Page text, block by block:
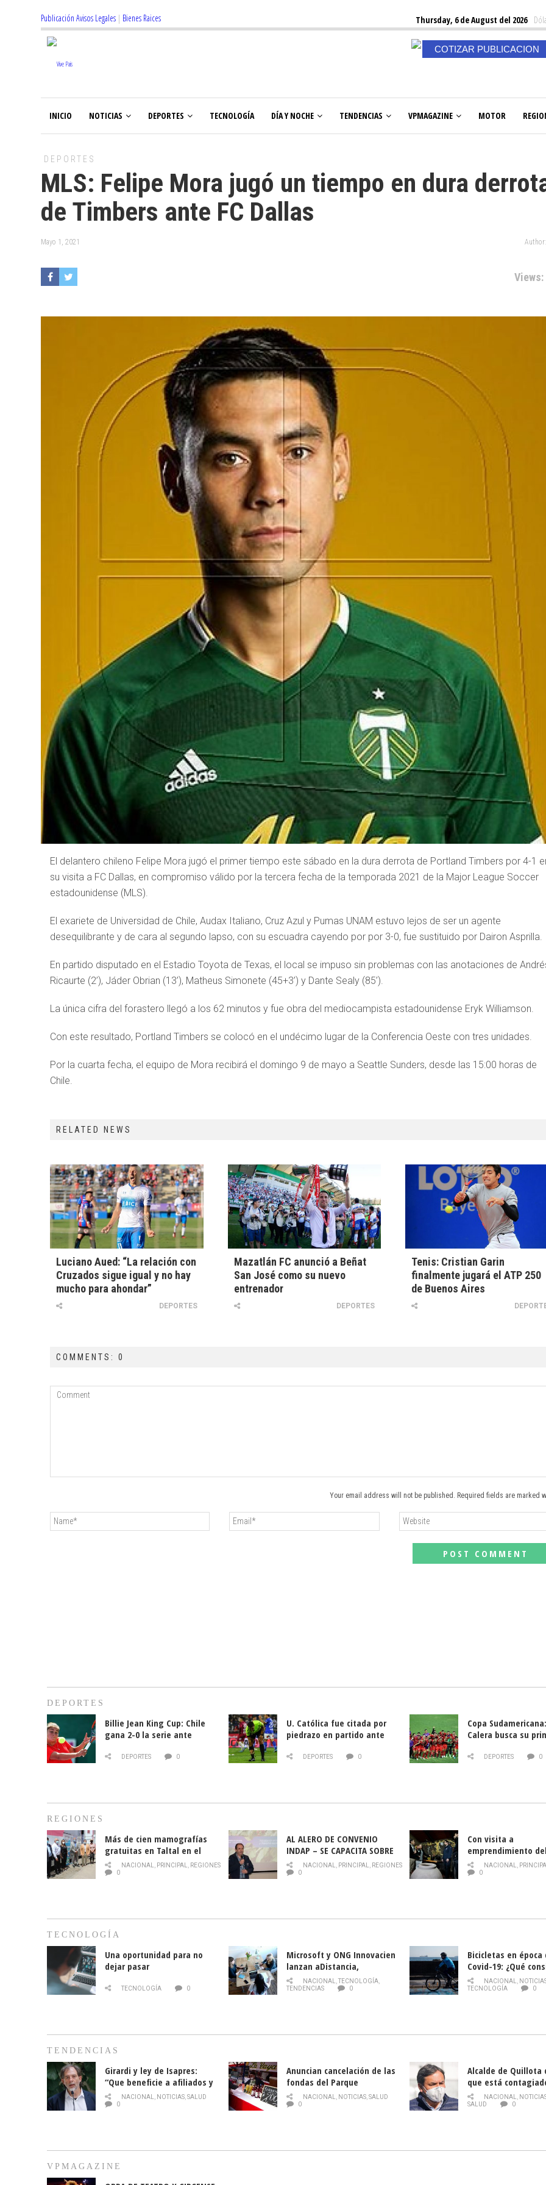
Publicación Avisos Legales | Bienes Raices Thursday, 6 de August del 2026
COTIZAR PUBLICACION
INICIO NOTICIAS DEPORTES TECNOLOGÍA DÍA Y NOCHE TENDENCIAS VPMAGAZINE MOTOR
DEPORTES
MLS: Felipe Mora jugó un tiempo en dura
de Timbers ante FC Dallas
Mayo 1, 2021
Views:
El delantero chileno Felipe Mora jugó el primer tiempo este sábado en la dura derrota de Portland Timbers por 4-1
su visita a FC Dallas, en compromiso válido por la tercera fecha de la temporada 2021 de la Major League Soccer
estadounidense (MLS).
El exariete de Universidad de Chile, Audax Italiano, Cruz Azul y Pumas UNAM estuvo lejos de ser un agente
desequilibrante y de cara al segundo lapso, con su escuadra cayendo por por 3-0, fue sustituido por Dairon Asprilla.
En partido disputado en el Estadio Toyota de Texas, el local se impuso sin problemas con las anotaciones de
Ricaurte (2’), Jáder Obrian (13’), Matheus Simonete (45+3’) y Dante Sealy (85’).
La única cifra del forastero llegó a los 62 minutos y fue obra del mediocampista estadounidense Eryk Williamson.
Con este resultado, Portland Timbers se colocó en el undécimo lugar de la Conferencia Oeste con tres unidades.
Por la cuarta fecha, el equipo de Mora recibirá el domingo 9 de mayo a Seattle Sunders, desde las 15:00 horas de
Chile.
RELATED NEWS
Luciano Aued: “La relación con
Cruzados sigue igual y no hay
mucho para ahondar”
DEPORTES
Mazatlán FC anunció a Beñat
San José como su nuevo
entrenador
DEPORTES
Tenis: Cristian Garin
finalmente jugará el ATP 250
de Buenos Aires
COMMENTS: 0
Your email address will not be published. Required fields are marked
DEPORTES
Billie Jean King Cup: Chile
gana 2-0 la serie ante
DEPORTES 0
U. Católica fue citada por
piedrazo en partido ante
DEPORTES 0
Copa
Calera busca su
DEPORTES 0
REGIONES
Más de cien mamografías
gratuitas en Taltal en el
mes de la prevención del
cáncer de mama
NACIONAL, PRINCIPAL, REGIONES
0
AL ALERO DE CONVENIO
INDAP – SE CAPACITA SOBRE
PLAGA DROSOPHILA SUZUKII
NACIONAL, PRINCIPAL, REGIONES
0
Con visita a
emprendimiento
y llamado al
historia campesina
NACIONAL,
0
TECNOLOGÍA
Una oportunidad para no
dejar pasar
TECNOLOGÍA 0
Microsoft y ONG Innovacien
lanzan aDistancia,
plataforma con cursos
gratuitos online sobre
NACIONAL,TECNOLOGÍA,
TENDENCIAS
0
Bicicletas en época
Covid-19: ¿Qué
momento de
NACIONAL,
TECNOLOGÍA
0
TENDENCIAS
Girardi y ley de Isapres:
“Que beneficie a afiliados y
no legalice el abuso”
NACIONAL, NOTICIAS,SALUD
0
Anuncian cancelación de las
fondas del Parque
O’Higgins debido al
coronavirus
NACIONAL, NOTICIAS,SALUD
0
Alcalde de Quillota
que está
COVID-19
NACIONAL,
SALUD
0
VPMAGAZINE